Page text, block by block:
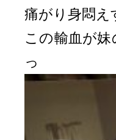
痛がり身悶え
この輸血が